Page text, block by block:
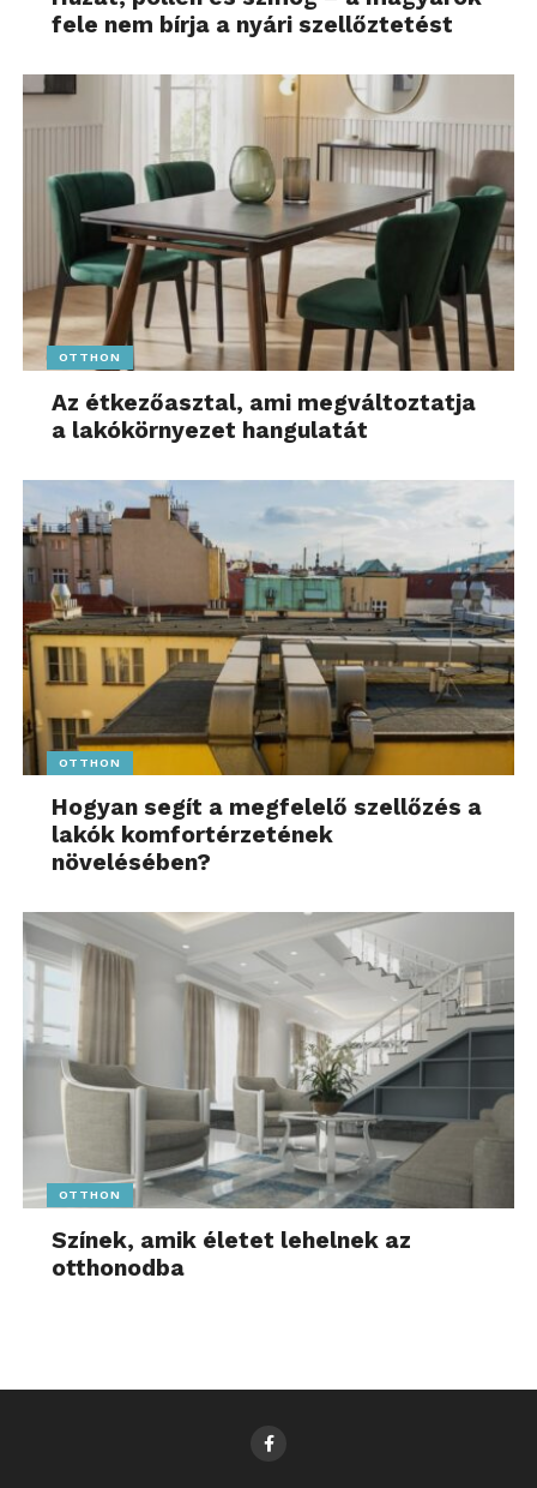
fele nem bírja a nyári szellőztetést
OTTHON
Az étkezőasztal, ami megváltoztatja
a lakókörnyezet hangulatát
OTTHON
Hogyan segít a megfelelő szellőzés a
lakók komfortérzetének
növelésében?
OTTHON
Színek, amik életet lehelnek az
otthonodba